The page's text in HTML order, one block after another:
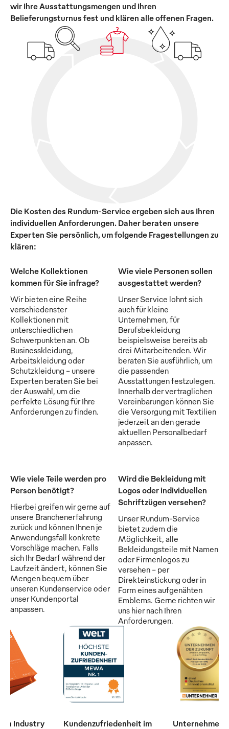
wir Ihre Ausstattungsmengen und Ihren
Belieferungsturnus fest und klären alle offenen Fragen.
Die Kosten des Rundum-Service ergeben sich aus Ihren
individuellen Anforderungen. Daher beraten unsere
Experten Sie persönlich, um folgende Fragestellungen zu
klären:
Welche Kollektionen
kommen für Sie infrage?
Wir bieten eine Reihe
verschiedenster
Kollektionen mit
unterschiedlichen
Schwerpunkten an. Ob
Businesskleidung,
Arbeitskleidung oder
Schutzkleidung - unsere
Experten beraten Sie bei
der Auswahl, um die
perfekte Lösung für Ihre
Anforderungen zu finden.
Wie viele Personen sollen
ausgestattet werden?
Unser Service lohnt sich
auch für kleine
Unternehmen, für
Berufsbekleidung
beispielsweise bereits ab
drei Mitarbeitenden. Wir
beraten Sie ausführlich, um
die passenden
Ausstattungen festzulegen.
Innerhalb der vertraglichen
Vereinbarungen können Sie
die Versorgung mit Textilien
jederzeit an den gerade
aktuellen Personalbedarf
anpassen.
Wie viele Teile werden pro
Person benötigt?
Hierbei greifen wir gerne auf
unsere Branchenerfahrung
zurück und können Ihnen je
Anwendungsfall konkrete
Vorschläge machen. Falls
sich Ihr Bedarf während der
Laufzeit ändert, können Sie
Mengen bequem über
unseren Kundenservice oder
unser Kundenportal
anpassen.
Wird die Bekleidung mit
Logos oder individuellen
Schriftzügen versehen?
Unser Rundum-Service
bietet zudem die
Möglichkeit, alle
Bekleidungsteile mit Namen
oder Firmenlogos zu
versehen - per
Direkteinstickung oder in
Form eines aufgenähten
Emblems. Gerne richten wir
uns hier nach Ihren
Anforderungen.
Industry
Kundenzufriedenheit im
Unternehmen